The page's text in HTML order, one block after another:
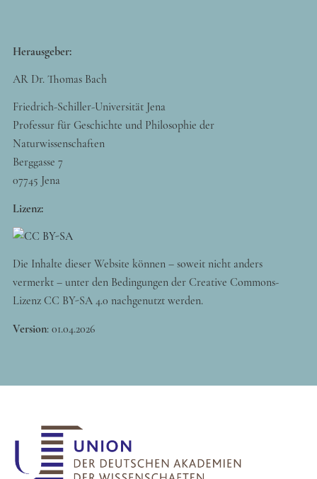
Herausgeber:
AR Dr. Thomas Bach
Friedrich-Schiller-Universität Jena
Professur für Geschichte und Philosophie der
Naturwissenschaften
Berggasse 7
07745 Jena
Lizenz:
Die Inhalte dieser Website können – soweit nicht anders
vermerkt – unter den Bedingungen der Creative Commons-
Lizenz CC BY-SA 4.0 nachgenutzt werden.
Version: 01.04.2026